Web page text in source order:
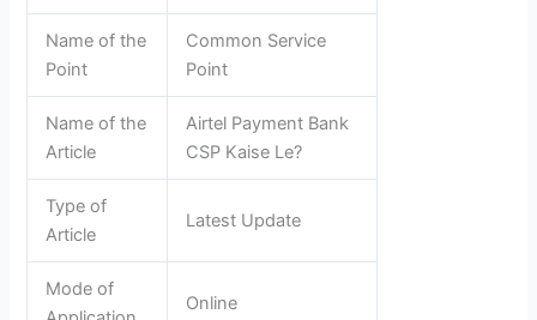
Name of the
Point
Common Service
Point
Name of the
Article
Airtel Payment Bank
CSP Kaise Le?
Type of
Article
Latest Update
Mode of
Online